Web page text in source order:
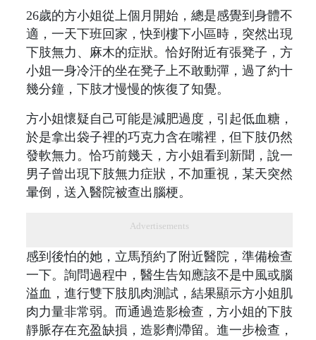
26歲的方小姐從上個月開始，總是感覺到身體不
適，一天下班回家，快到樓下小區時，突然出現
下肢無力、麻木的症狀。恰好附近有張凳子，方
小姐一身冷汗的坐在凳子上不敢動彈，過了約十
幾分鐘，下肢才慢慢的恢復了知覺。
方小姐懷疑自己可能是減肥過度，引起低血糖，
於是拿出袋子裡的巧克力含在嘴裡，但下肢仍然
發軟無力。恰巧前幾天，方小姐看到新聞，說一
男子曾出現下肢無力症狀，不加重視，某天突然
暈倒，送入醫院被查出腦梗。
Advertisements
感到後怕的她，立馬預約了附近醫院，準備檢查
一下。詢問過程中，醫生告知應該不是中風或腦
溢血，進行雙下肢肌肉測試，結果顯示方小姐肌
肉力量非常弱。而通過造影檢查，方小姐的下肢
靜脈存在充盈缺損，造影劑滯留。進一步檢查，